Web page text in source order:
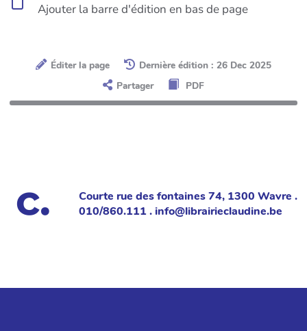
Ajouter la barre d'édition en bas de page
Éditer la page
Dernière édition : 26 Dec 2025
Partager
PDF
Courte rue des fontaines 74, 1300 Wavre .
010/860.111 . info@librairieclaudine.be